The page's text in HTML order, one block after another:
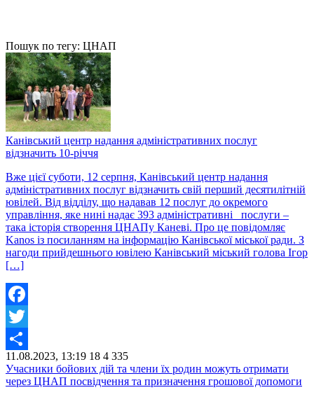
Пошук по тегу: ЦНАП
Канівський центр надання адміністративних послуг
відзначить 10-річчя
Вже цієї суботи, 12 серпня, Канівський центр надання
адміністративних послуг відзначить свій перший десятилітній
ювілей. Від відділу, що надавав 12 послуг до окремого
управління, яке нині надає 393 адміністративні послуги –
така історія створення ЦНАПу Каневі. Про це повідомляє
Kanos із посиланням на інформацію Канівської міської ради. З
нагоди прийдешнього ювілею Канівський міський голова Ігор
[…]
Facebook
Twitter
Share
11.08.2023, 13:19 18 4 335
Учасники бойових дій та члени їх родин можуть отримати
через ЦНАП посвідчення та призначення грошової допомоги